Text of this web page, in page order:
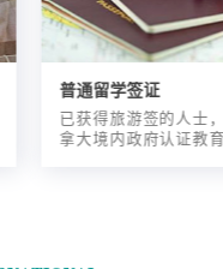
普通留学签证
已获得旅游签的人士
拿大境内政府认证教